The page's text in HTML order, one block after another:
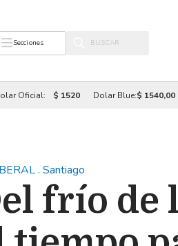
Secciones
Oficial: $ 1520 Dolar Blue:$ 1540,00
. Santiago
frío de